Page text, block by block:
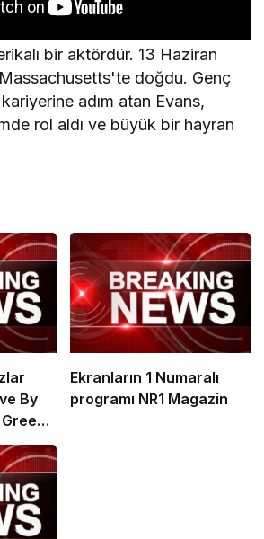
bir aktördür. 13 Haziran
doğdu. Genç
adım atan Evans,
rol aldı ve büyük bir hayran
By
Green
Ekranların 1 Numaralı
programı NR1 Magazin